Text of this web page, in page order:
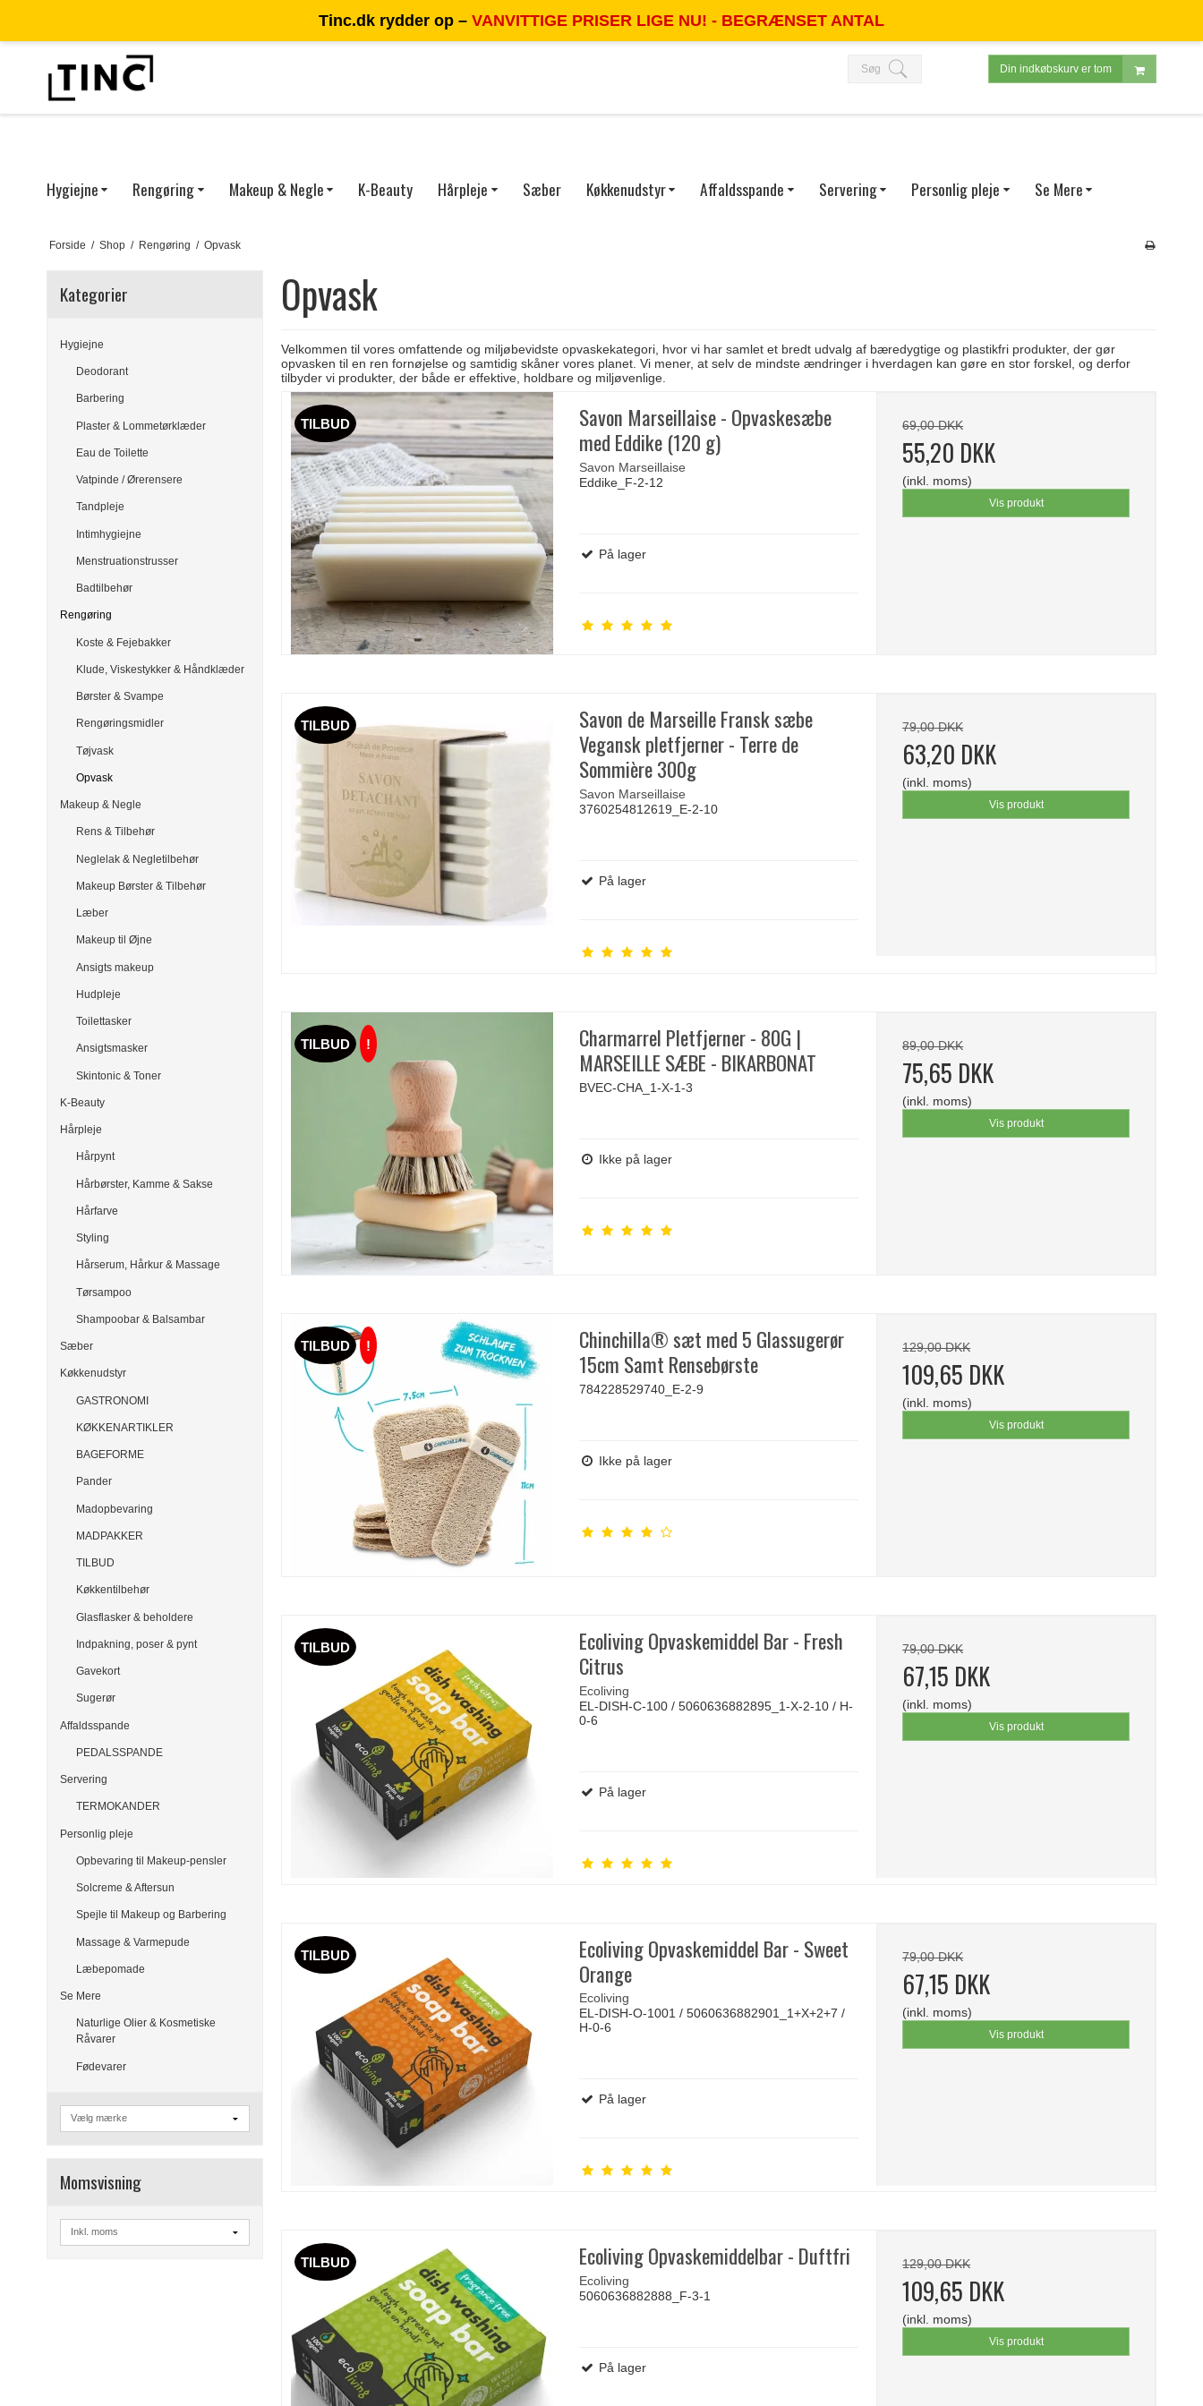
DKK
Tinc.dk rydder op – VANVITTIGE PRISER LIGE NU! - BEGRÆNSET ANTAL
FORSIDE INFORMATION FAQ DIN KONTO
Din indkøbskurv er tom
Søg
Hygiejne Rengøring Makeup & Negle K-Beauty Hårpleje Sæber Køkkenudstyr Affaldsspande Servering Personlig pleje Se Mere
Forside / Shop / Rengøring / Opvask
Kategorier
Hygiejne
Deodorant
Barbering
Plaster & Lommetørklæder
Eau de Toilette
Vatpinde / Ørerensere
Tandpleje
Intimhygiejne
Menstruationstrusser
Badtilbehør
Rengøring
Koste & Fejebakker
Klude, Viskestykker & Håndklæder
Børster & Svampe
Rengøringsmidler
Tøjvask
Opvask
Makeup & Negle
Rens & Tilbehør
Neglelak & Negletilbehør
Makeup Børster & Tilbehør
Læber
Makeup til Øjne
Ansigts makeup
Hudpleje
Toilettasker
Ansigtsmasker
Skintonic & Toner
K-Beauty
Hårpleje
Hårpynt
Hårbørster, Kamme & Sakse
Hårfarve
Styling
Hårserum, Hårkur & Massage
Tørsampoo
Shampoobar & Balsambar
Sæber
Køkkenudstyr
GASTRONOMI
KØKKENARTIKLER
BAGEFORME
Pander
Madopbevaring
MADPAKKER
TILBUD
Køkkentilbehør
Glasflasker & beholdere
Indpakning, poser & pynt
Gavekort
Sugerør
Affaldsspande
PEDALSSPANDE
Servering
TERMOKANDER
Personlig pleje
Opbevaring til Makeup-pensler
Solcreme & Aftersun
Spejle til Makeup og Barbering
Massage & Varmepude
Læbepomade
Se Mere
Naturlige Olier & Kosmetiske
Råvarer
Fødevarer
Momsvisning
Opvask
Velkommen til vores omfattende og miljøbevidste opvaskekategori, hvor vi har samlet et bredt udvalg af bæredygtige og plastikfri produkter, der gør
opvasken til en ren fornøjelse og samtidig skåner vores planet. Vi mener, at selv de mindste ændringer i hverdagen kan gøre en stor forskel, og derfor
tilbyder vi produkter, der både er effektive, holdbare og miljøvenlige.
TILBUD
Savon Marseillaise - Opvaskesæbe
med Eddike (120 g)
Savon Marseillaise
Eddike_F-2-12
På lager
69,00 DKK
55,20 DKK
(inkl. moms)
Vis produkt
TILBUD
Savon de Marseille Fransk sæbe
Vegansk pletfjerner - Terre de
Sommière 300g
Savon Marseillaise
3760254812619_E-2-10
På lager
79,00 DKK
63,20 DKK
(inkl. moms)
Vis produkt
TILBUD !
Charmarrel Pletfjerner - 80G |
MARSEILLE SÆBE - BIKARBONAT
BVEC-CHA_1-X-1-3
Ikke på lager
89,00 DKK
75,65 DKK
(inkl. moms)
Vis produkt
TILBUD !
Chinchilla® sæt med 5 Glassugerør
15cm Samt Rensebørste
784228529740_E-2-9
Ikke på lager
129,00 DKK
109,65 DKK
(inkl. moms)
Vis produkt
TILBUD
Ecoliving Opvaskemiddel Bar - Fresh
Citrus
Ecoliving
EL-DISH-C-100 / 5060636882895_1-X-2-10 / H-
0-6
På lager
79,00 DKK
67,15 DKK
(inkl. moms)
Vis produkt
TILBUD
Ecoliving Opvaskemiddel Bar - Sweet
Orange
Ecoliving
EL-DISH-O-1001 / 5060636882901_1+X+2+7 /
H-0-6
På lager
79,00 DKK
67,15 DKK
(inkl. moms)
Vis produkt
TILBUD Ecoliving Opvaskemiddelbar - Duftfri
Ecoliving
5060636882888_F-3-1
På lager
129,00 DKK
109,65 DKK
(inkl. moms)
Vis produkt